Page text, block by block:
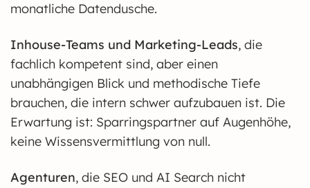
monatliche Datendusche.
Inhouse-Teams und Marketing-Leads, die
fachlich kompetent sind, aber einen
unabhängigen Blick und methodische Tiefe
brauchen, die intern schwer aufzubauen ist. Die
Erwartung ist: Sparringspartner auf Augenhöhe,
keine Wissensvermittlung von null.
Agenturen, die SEO und AI Search nicht